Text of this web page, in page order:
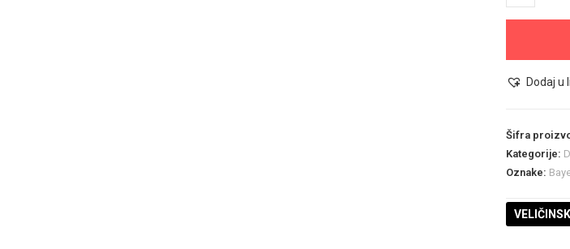
Leverkusen
količinaDodaj u
Šifra
Kategorije:
Oznake: